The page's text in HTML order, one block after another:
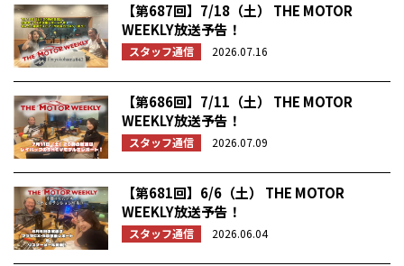
【第687回】7/18（土） THE MOTOR
WEEKLY放送予告！
スタッフ通信 2026.07.16
【第686回】7/11（土） THE MOTOR
WEEKLY放送予告！
スタッフ通信 2026.07.09
【第681回】6/6（土） THE MOTOR
WEEKLY放送予告！
スタッフ通信 2026.06.04